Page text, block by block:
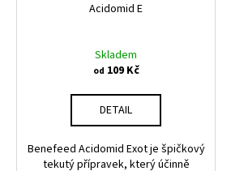
Acidomid E
Skladem
od 109 Kč
DETAIL
Benefeed Acidomid Exot je špičkový
tekutý přípravek, který účinně